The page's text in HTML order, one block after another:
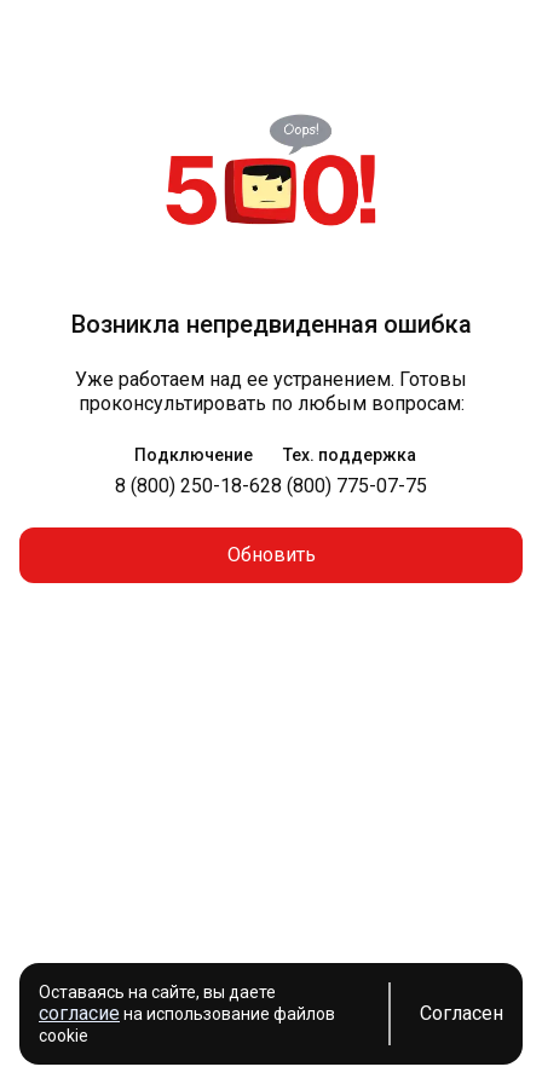
Возникла непредвиденная ошибка
Уже работаем над ее устранением. Готовы
проконсультировать по любым вопросам:
Подключение
8 (800) 250-18-62
Тех. поддержка
8 (800) 775-07-75
Обновить
Оставаясь на сайте, вы даете
согласиена использование файлов
cookie
Согласен